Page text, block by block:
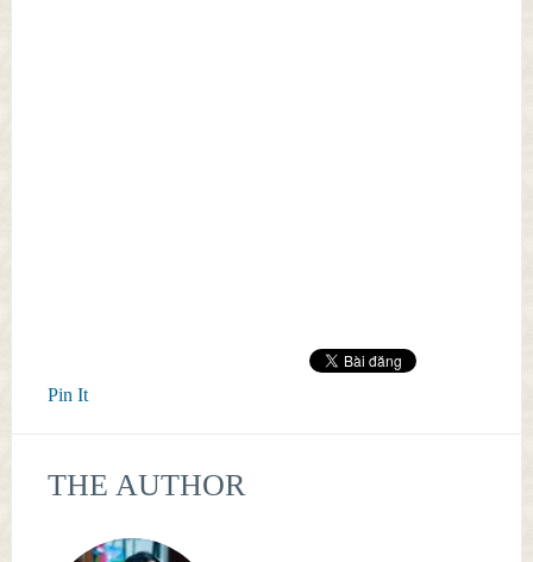
Pin It
THE AUTHOR